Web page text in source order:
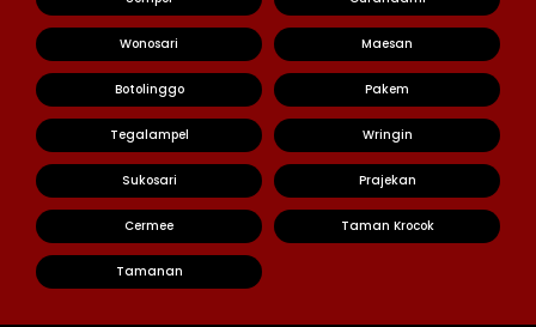
Wonosari Maesan
Botolinggo Pakem
Tegalampel Wringin
Sukosari Prajekan
Cermee Taman Krocok
Tamanan